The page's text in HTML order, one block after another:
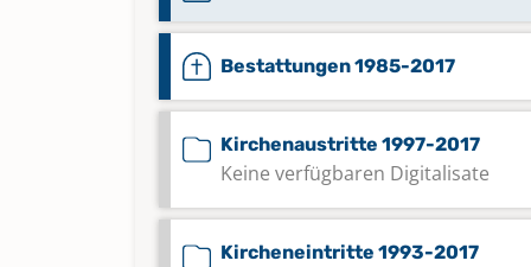
Bestattungen 1985-2017
Kirchenaustritte 1997-2017
Keine verfügbaren Digitalisate
Kircheneintritte 1993-2017